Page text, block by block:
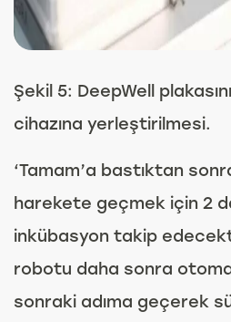
Şekil 5: DeepWell
cihazına yerleştirilmesi.
‘Tamam’a bastıktan
harekete geçmek için 2
inkübasyon takip
robotu daha sonra
sonraki adıma geçerek